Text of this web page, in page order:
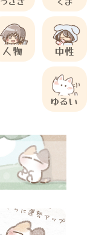
人物 中性
ゆるい